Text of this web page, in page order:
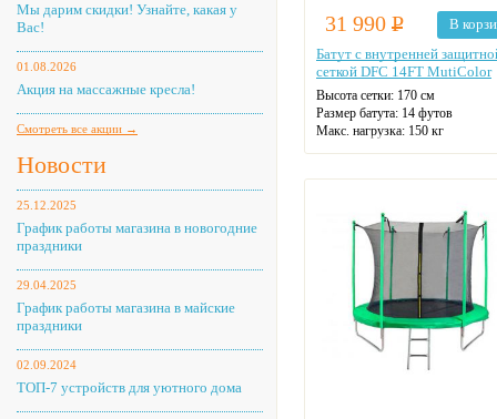
Мы дарим скидки! Узнайте, какая у
Вас!
01.08.2026
Акция на массажные кресла!
Смотреть все акции →
Новости
25.12.2025
График работы магазина в новогодние
праздники
29.04.2025
График работы магазина в майские
праздники
02.09.2024
ТОП-7 устройств для уютного дома
31 990 Р
В
Батут с внутренней
сеткой DFC 14FT MutiColor
Высота сетки: 170 см
Размер батута: 14 футов
Макс. нагрузка: 150 кг